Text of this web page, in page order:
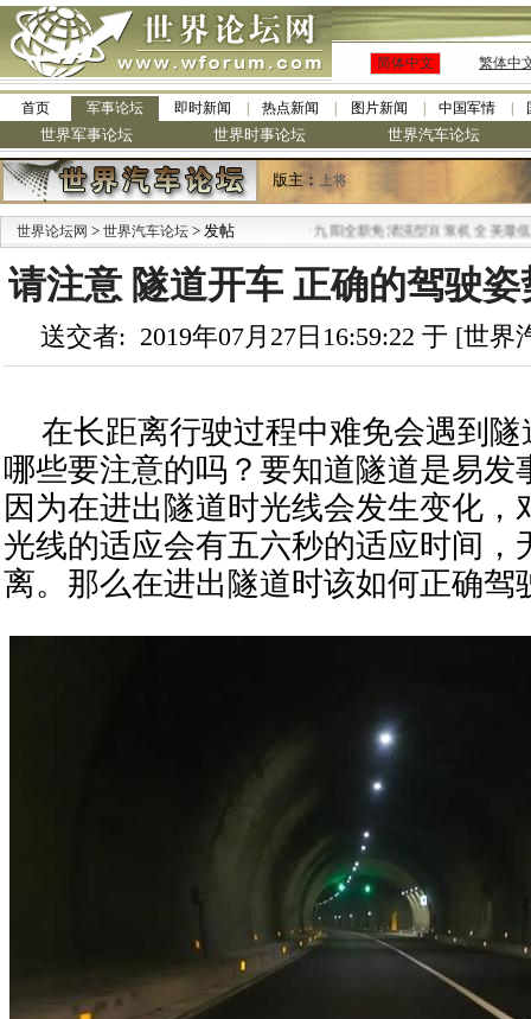
简体中文 繁体中
首页 军事论坛 即时新闻 热点新闻 图片新闻 中国军情
世界军事论坛 世界时事论坛 世界汽车论坛
版主：上将
世界论坛网 > 世界汽车论坛 > 发帖 九阳全新免清洗型豆浆机 全美最低
请注意 隧道开车 正确的驾驶
送交者: 2019年07月27日16:59:22 于 [世
在长距离行驶过程中难免会遇到
哪些要注意的吗？要知道隧道是易发
因为在进出隧道时光线会发生变化，
光线的适应会有五六秒的适应时间，
离。那么在进出隧道时该如何正确驾